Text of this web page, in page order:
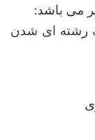
می باشد:
رشته ای شدن